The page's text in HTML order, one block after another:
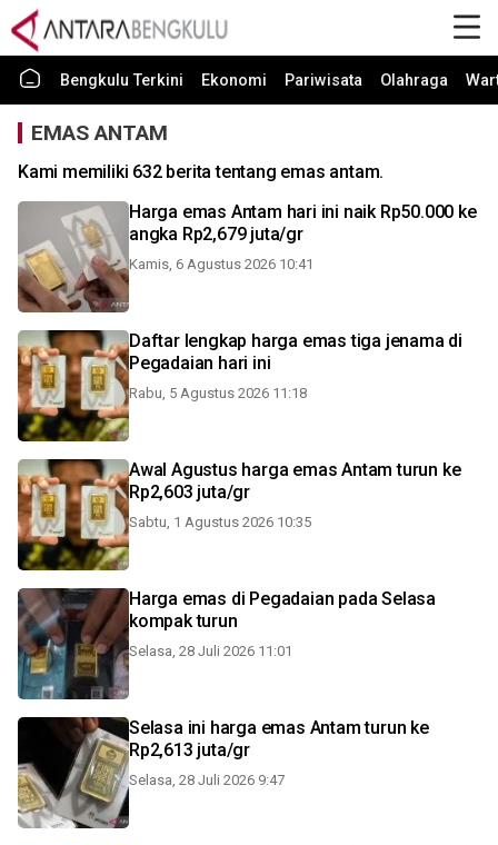
Bengkulu Terkini Ekonomi Pariwisata Olahraga
EMAS ANTAM
Kami memiliki 632 berita tentang emas antam.
Harga emas Antam hari ini naik Rp50.000 ke
angka Rp2,679 juta/gr
Kamis, 6 Agustus 2026 10:41
Daftar lengkap harga emas tiga jenama di
Pegadaian hari ini
Rabu, 5 Agustus 2026 11:18
Awal Agustus harga emas Antam turun ke
Rp2,603 juta/gr
Sabtu, 1 Agustus 2026 10:35
Harga emas di Pegadaian pada Selasa
kompak turun
Selasa, 28 Juli 2026 11:01
Selasa ini harga emas Antam turun ke
Rp2,613 juta/gr
Selasa, 28 Juli 2026 9:47